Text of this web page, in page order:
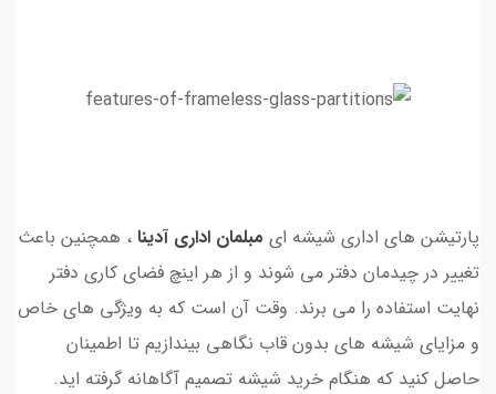
پارتیشن های اداری شیشه ای مبلمان اداری آدینا ، همچنین باعث
تغییر در چیدمان دفتر می شوند و از هر اینچ فضای کاری دفتر
نهایت استفاده را می برند. وقت آن است که به ویژگی های خاص
و مزایای شیشه های بدون قاب نگاهی بیندازیم تا اطمینان
حاصل کنید که هنگام خرید شیشه تصمیم آگاهانه گرفته اید.